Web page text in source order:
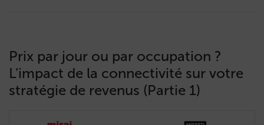
Prix par jour ou par occupation ?
L’impact de la connectivité sur votre
stratégie de revenus (Partie 1)